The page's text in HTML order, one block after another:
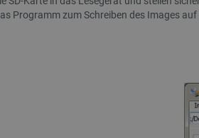
Programm zum Schreiben des Images